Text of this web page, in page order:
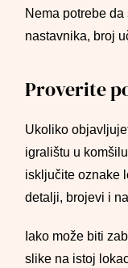
Nema potrebe
nastavnika, broj
Proverite
Ukoliko
igralištu u
isključite oznake
detalji, brojevi i
Iako može biti
slike na istoj